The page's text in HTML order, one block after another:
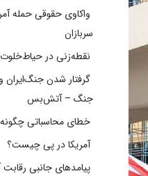
واکاوی حقوقی حمله
سربازان
نقطه‌زنی در حیاط‌خلوت
گرفتار شدن جنگ‌ایران
جنگ – آتش‌بس
خطای محاسباتی
آمریکا در پی چیست؟
پیامدهای جانبی